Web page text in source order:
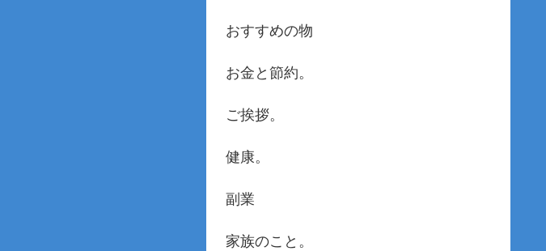
おすすめの物
お金と節約。
ご挨拶。
健康。
副業
家族のこと。